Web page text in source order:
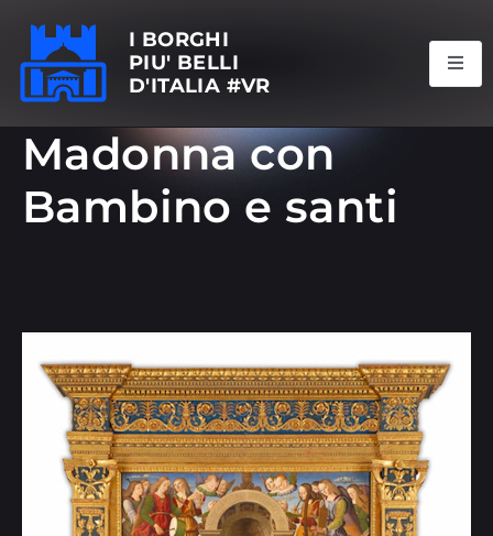
I BORGHI
PIU' BELLI
D'ITALIA #VR
Madonna con
Bambino e santi